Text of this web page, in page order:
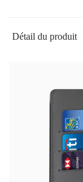
Détail du produit